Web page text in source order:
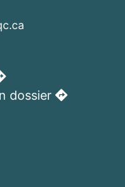
dossier